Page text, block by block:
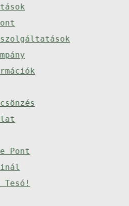
Pont